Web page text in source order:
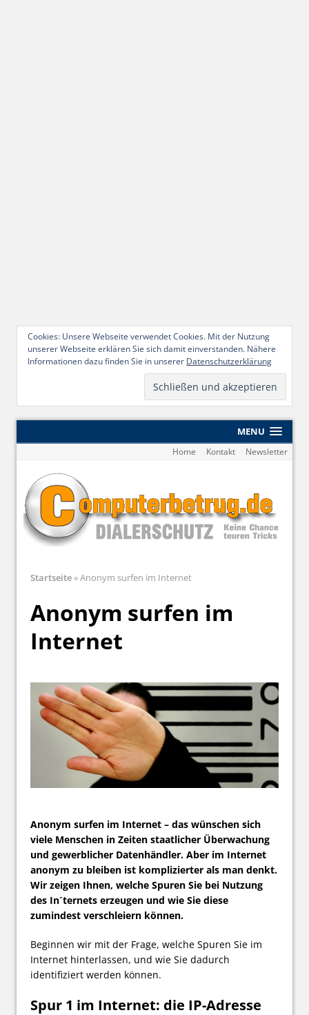
Cookies: Unsere Webseite verwendet Cookies. Mit der Nutzung
unserer Webseite erklären Sie sich damit einverstanden. Nähere
Informationen dazu finden Sie in unserer Datenschutzerklärung
MENU
Home Kontakt Newsletter
Startseite»Anonym surfen im Internet
Anonym surfen im
Internet
Anonym surfen im Internet – das wünschen sich
viele Menschen in Zeiten staatlicher Überwachung
und gewerblicher Datenhändler. Aber im Internet
anonym zu bleiben ist komplizierter als man denkt.
Wir zeigen Ihnen, welche Spuren Sie bei Nutzung
des In´ternets erzeugen und wie Sie diese
zumindest verschleiern können.
Beginnen wir mit der Frage, welche Spuren Sie im
Internet hinterlassen, und wie Sie dadurch
identifiziert werden können.
Spur 1 im Internet: die IP-Adresse